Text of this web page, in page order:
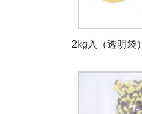
2kg入（透明袋）